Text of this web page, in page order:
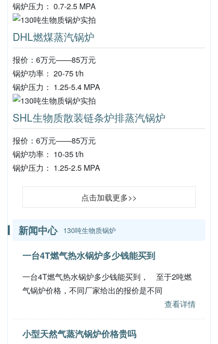
锅炉压力： 0.7-2.5 MPA
DHL燃煤蒸汽锅炉
报价：6万元——85万元
锅炉功率： 20-75 t/h
锅炉压力： 1.25-5.4 MPA
SHL生物质散装链条炉排蒸汽锅炉
报价：6万元——85万元
锅炉功率： 10-35 t/h
锅炉压力： 1.25-2.5 MPA
点击加载更多>>
新闻中心 130吨生物质锅炉
一台4T燃气热水锅炉多少钱能买到
一台4T燃气热水锅炉多少钱能买到， 至于2吨燃
气锅炉价格，不同厂家给出的报价是不同
查看详情
小型天然气蒸汽锅炉价格贵吗